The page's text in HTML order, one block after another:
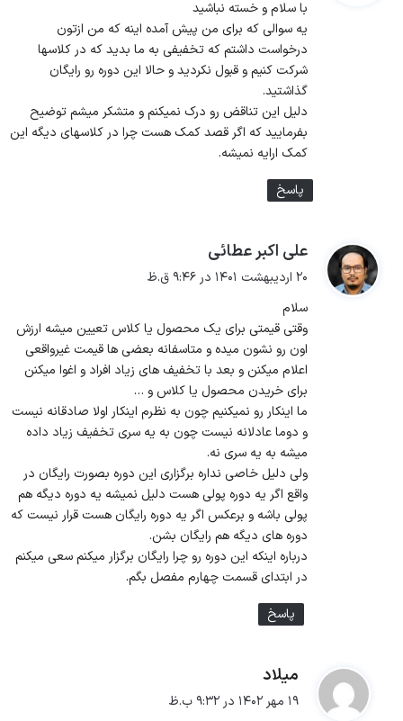
:
با سلام و خسته نباشید
یه سوالی که برای من پیش آمده اینه که من ازتون
درخواست داشتم که تخفیفی به ما بدید که در کلاسها
شرکت کنیم و قبول نکردید و حالا این دوره رو رایگان
گذاشتید.
دلیل این تناقض رو درک نمیکنم و متشکر میشم توضیح
بفرمایید که اگر قصد کمک هست چرا در کلاسهای دیگه این
کمک ارایه نمیشه.
پاسخ
علی اکبر عطائی
ف
۲۰ اردیبهشت ۱۴۰۱ در ۹:۴۶ ق.ظ
سلام
وقتی قیمتی برای یک محصول یا کلاس تعیین میشه ارزش
اون رو نشون میده و متاسفانه بعضی ها قیمت غیرواقعی
اعلام میکنن و بعد با تخفیف های زیاد افراد و اغوا میکنن
برای خریدن محصول یا کلاس و …
ما اینکار رو نمیکنیم چون به نظرم اینکار اولا صادقانه نیست
و دوما عادلانه نیست چون به یه سری تخفیف زیاد داده
میشه به یه سری نه.
ولی دلیل خاصی نداره برگزاری این دوره بصورت رایگان در
واقع اگر یه دوره پولی هست دلیل نمیشه یه دوره دیگه هم
پولی باشه و برعکس اگر یه دوره رایگان هست قرار نیست که
دوره های دیگه هم رایگان بشن.
درباره اینکه این دوره رو چرا رایگان برگزار میکنم سعی میکنم
در ابتدای قسمت چهارم مفصل بگم.
پاسخ
میلاد
ف
۱۹ مهر ۱۴۰۲ در ۹:۳۲ ب.ظ